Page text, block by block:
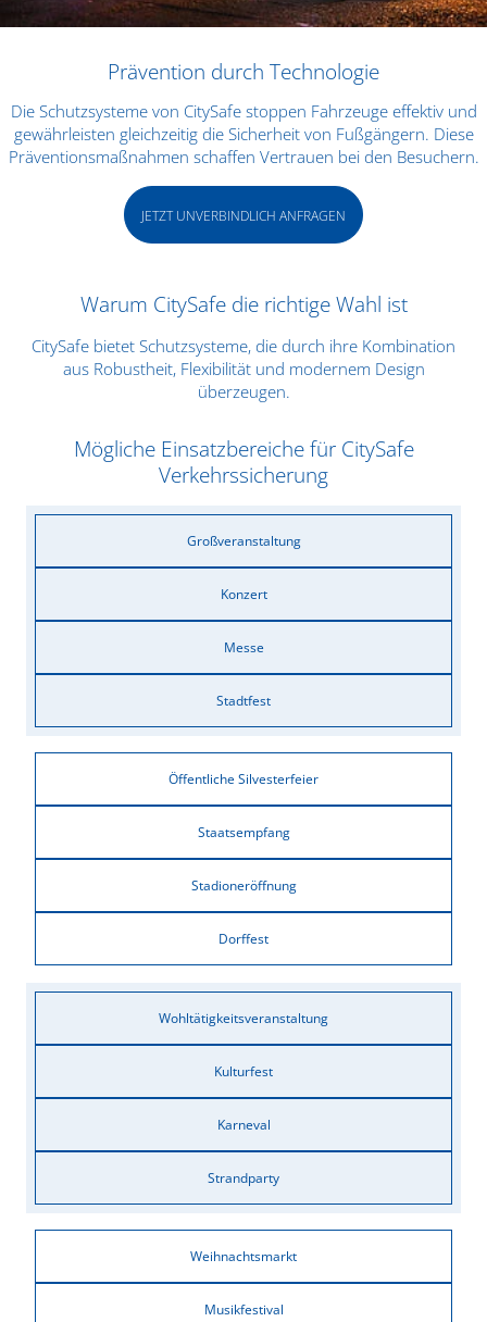
Prävention durch Technologie
Die Schutzsysteme von CitySafe stoppen Fahrzeuge effektiv und
gewährleisten gleichzeitig die Sicherheit von Fußgängern. Diese
Präventionsmaßnahmen schaffen Vertrauen bei den Besuchern.
JETZT UNVERBINDLICH ANFRAGEN
Warum CitySafe die richtige Wahl ist
CitySafe bietet Schutzsysteme, die durch ihre Kombination
aus Robustheit, Flexibilität und modernem Design
überzeugen.
Mögliche Einsatzbereiche für CitySafe
Verkehrssicherung
Großveranstaltung
Konzert
Messe
Stadtfest
Öffentliche Silvesterfeier
Staatsempfang
Stadioneröffnung
Dorffest
Wohltätigkeitsveranstaltung
Kulturfest
Karneval
Strandparty
Weihnachtsmarkt
Musikfestival